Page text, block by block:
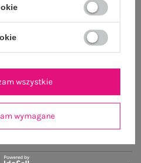
wymagane
wszystkie